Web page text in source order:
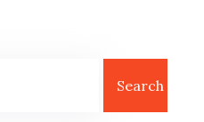
Search